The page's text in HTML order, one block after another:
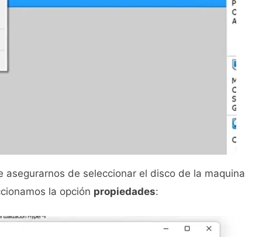
de seleccionar el disco de la maquina
la opción propiedades: